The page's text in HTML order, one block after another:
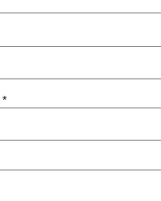
*